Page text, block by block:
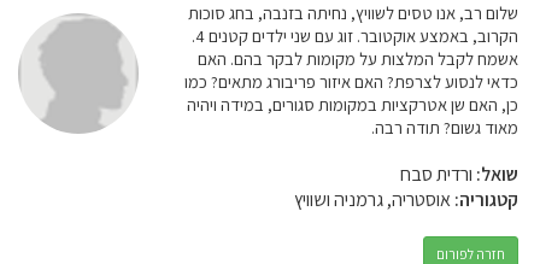
שלום רב, אנו טסים לשוויץ, נחיתה בזנבה, בחג סוכות
הקרוב, באמצע אוקטובר. זוג עם שני ילדים קטנים 4.
אשמח לקבל המלצות על מקומות לבקר בהם. האם
כדאי לנסוע לצרפת? האם איזור פריבורג מתאים? כמו
כן, האם שן אטרקציות במקומות סגורים, במידה ויהיה
מאוד גשום? תודה רבה.
שואל: ורדית סבח
קטגוריה:אוסטריה, גרמניה ושוויץ
חזרה לפורום